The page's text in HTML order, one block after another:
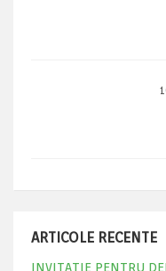
ARTICOLE RECENTE
INVITATIE PENTRU